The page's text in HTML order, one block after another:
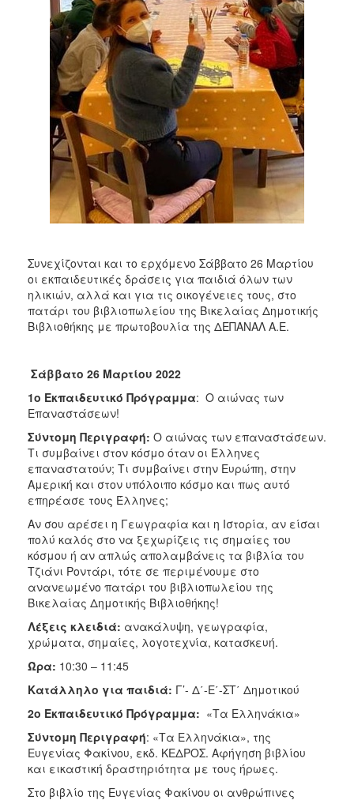
ΠΟΛΙΤΙΣΜΟΣ
ΑΝΘΕΚΤΙΚΗ
Συνεχίζονται και το ερχόμενο Σάββατο 26 Μαρτίου
οι εκπαιδευτικές δράσεις για παιδιά όλων των
ηλικιών, αλλά και για τις οικογένειες τους, στο
πατάρι του βιβλιοπωλείου της Βικελαίας Δημοτικής
Βιβλιοθήκης με πρωτοβουλία της ΔΕΠΑΝΑΛ Α.Ε.
Σάββατο 26 Μαρτίου 2022
1ο Εκπαιδευτικό Πρόγραμμα: Ο αιώνας των
Επαναστάσεων!
Σύντομη Περιγραφή: Ο αιώνας των επαναστάσεων.
Τι συμβαίνει στον κόσμο όταν οι Έλληνες
επαναστατούν; Τι συμβαίνει στην Ευρώπη, στην
Αμερική και στον υπόλοιπο κόσμο και πως αυτό
επηρέασε τους Έλληνες;
Αν σου αρέσει η Γεωγραφία και η Ιστορία, αν είσαι
πολύ καλός στο να ξεχωρίζεις τις σημαίες του
κόσμου ή αν απλώς απολαμβάνεις τα βιβλία του
Τζιάνι Ροντάρι, τότε σε περιμένουμε στο
ανανεωμένο πατάρι του βιβλιοπωλείου της
Βικελαίας Δημοτικής Βιβλιοθήκης!
Λέξεις κλειδιά: ανακάλυψη, γεωγραφία,
χρώματα, σημαίες, λογοτεχνία, κατασκευή.
Ώρα: 10:30 – 11:45
Κατάλληλο για παιδιά: Γ’- Δ΄-Ε΄-ΣΤ΄ Δημοτικού
2ο Εκπαιδευτικό Πρόγραμμα: «Τα Ελληνάκια»
Σύντομη Περιγραφή: «Τα Ελληνάκια», της
Ευγενίας Φακίνου, εκδ. ΚΕΔΡΟΣ. Αφήγηση βιβλίου
και εικαστική δραστηριότητα με τους ήρωες.
Στο βιβλίο της Ευγενίας Φακίνου οι ανθρώπινες